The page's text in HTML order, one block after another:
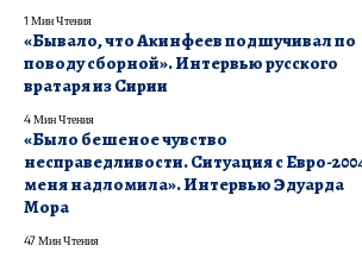
1 Мин Чтения
«Бывало, что Акинфеев подшучивал по
поводу сборной». Интервью русского
вратаря из Сирии
4 Мин Чтения
«Было бешеное чувство
несправедливости. Ситуация с Евро-
меня надломила». Интервью Эдуарда
Мора
47 Мин Чтения